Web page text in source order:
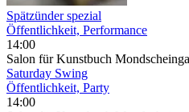
Spätzünder spezial
Öffentlichkeit, Performance
14:00
Salon für Kunstbuch
Saturday Swing
Öffentlichkeit, Party
14:00